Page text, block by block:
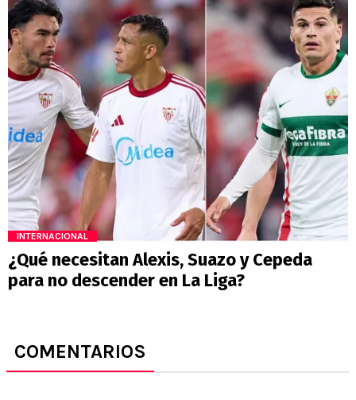
INTERNACIONAL
¿Qué necesitan Alexis, Suazo y Cepeda
para no descender en La Liga?
COMENTARIOS